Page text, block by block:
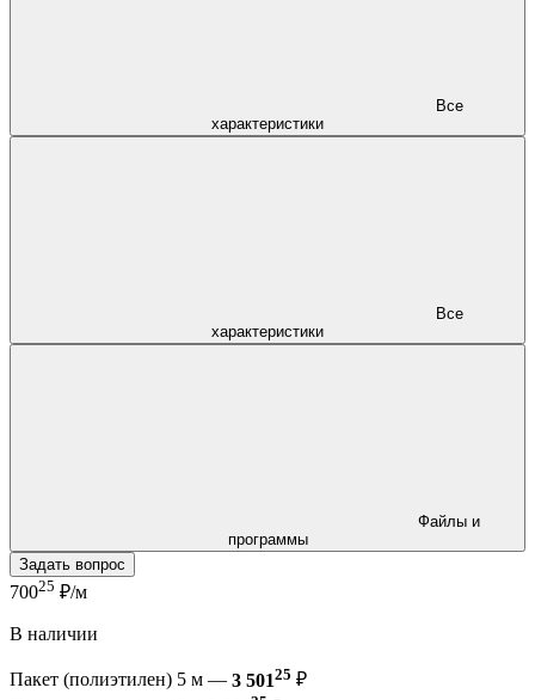
характеристики
характеристики
программы
Задать вопрос
70025 ₽/м
В наличии
Пакет (полиэтилен) 5 м — 3 50125 ₽